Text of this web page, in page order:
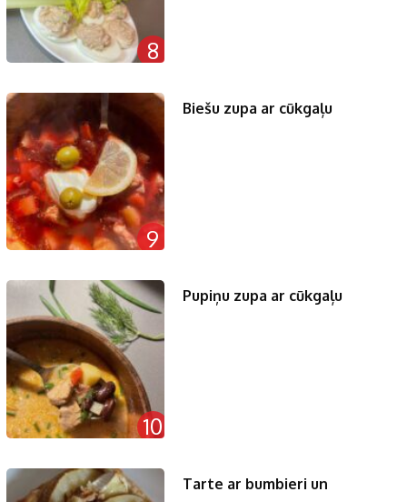
8
9
Biešu zupa ar cūkgaļu
10
Pupiņu zupa ar cūkgaļu
Tarte ar bumbieri un